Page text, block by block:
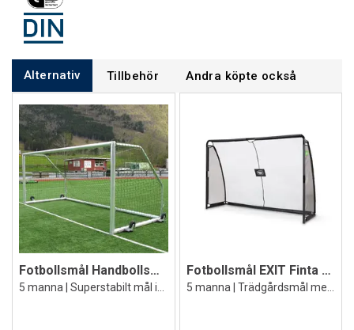
Alternativ Tillbehör Andra köpte också
Fotbollsmål Handbollsmål 3x2 m u/ Hjul Fotbollsmål EXIT Finta 300x200x90 cm